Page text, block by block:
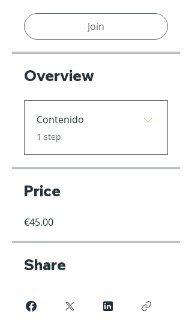
Join
Overview
Contenido
.1 step
Price
€45.00
Share